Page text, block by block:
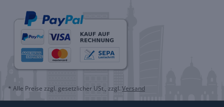
* Alle Preise zzgl. gesetzlicher USt., zzgl. Versand